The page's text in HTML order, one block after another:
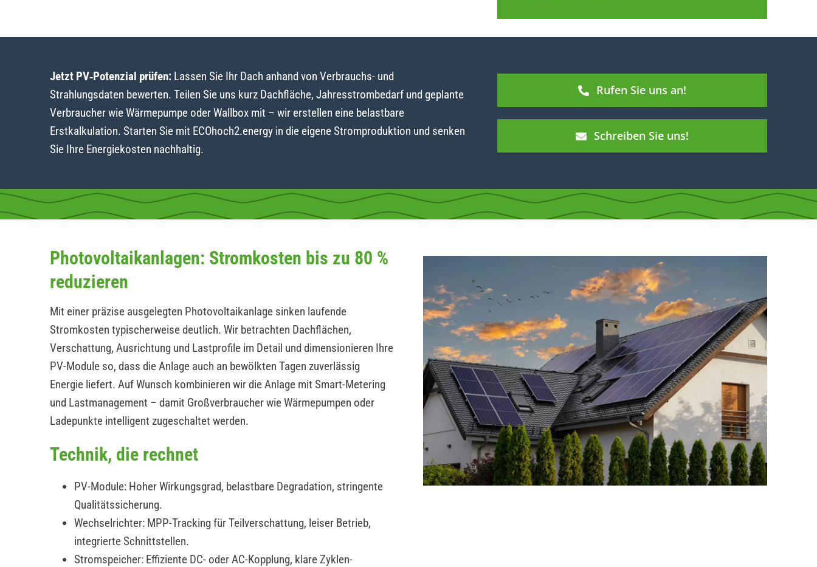
Jetzt PV‑Potenzial prüfen:Lassen Sie Ihr Dach anhand von Verbrauchs- und
Strahlungsdaten bewerten. Teilen Sie uns kurz Dachfläche, Jahresstrombedarf und geplante
Verbraucher wie Wärmepumpe oder Wallbox mit – wir erstellen eine belastbare
Erstkalkulation. Starten Sie mit ECOhoch2.energy in die eigene Stromproduktion und senken
Sie Ihre Energiekosten nachhaltig.
Rufen Sie uns an!
Schreiben Sie uns!
Photovoltaikanlagen: Stromkosten bis zu 80 %
reduzieren
Mit einer präzise ausgelegten Photovoltaikanlage sinken laufende
Stromkosten typischerweise deutlich. Wir betrachten Dachflächen,
Verschattung, Ausrichtung und Lastprofile im Detail und dimensionieren Ihre
PV-Module so, dass die Anlage auch an bewölkten Tagen zuverlässig
Energie liefert. Auf Wunsch kombinieren wir die Anlage mit Smart-Metering
und Lastmanagement – damit Großverbraucher wie Wärmepumpen oder
Ladepunkte intelligent zugeschaltet werden.
Technik, die rechnet
PV-Module: Hoher Wirkungsgrad, belastbare Degradation, stringente
Qualitätssicherung.
Wechselrichter: MPP-Tracking für Teilverschattung, leiser Betrieb,
integrierte Schnittstellen.
Stromspeicher: Effiziente DC- oder AC-Kopplung, klare Zyklen-